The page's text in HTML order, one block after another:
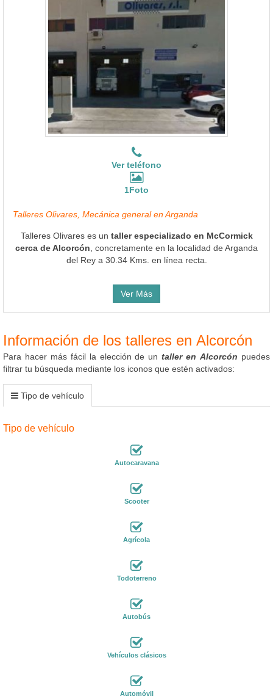
Ver teléfono
1Foto
Talleres Olivares, Mecánica general en Arganda
Talleres Olivares es un taller especializado en McCormick
cerca de Alcorcón , concretamente en la localidad de Arganda
del Rey a 30.34 Kms. en línea recta.
Ver Más
Información de los talleres en Alcorcón
Para hacer más fácil la elección de untaller en Alcorcón puedes
filtrar tu búsqueda mediante los iconos que estén activados:
Tipo de vehículo
Tipo de vehículo
Autocaravana
Scooter
Agrícola
Todoterreno
Autobús
Vehículos clásicos
Automóvil